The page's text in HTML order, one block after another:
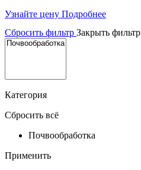
Узнайте цену Подробнее
Сбросить фильтр Закрыть фильтр
Категория
Сбросить всё
Почвообработка
Применить